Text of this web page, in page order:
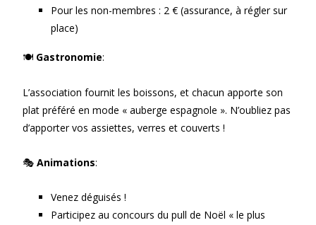
Pour les non-membres : 2 € (assurance, à régler sur
place)
🍽️ Gastronomie:
L’association fournit les boissons, et chacun apporte son
plat préféré en mode « auberge espagnole ». N’oubliez pas
d’apporter vos assiettes, verres et couverts !
🎭 Animations:
Venez déguisés !
Participez au concours du pull de Noël « le plus